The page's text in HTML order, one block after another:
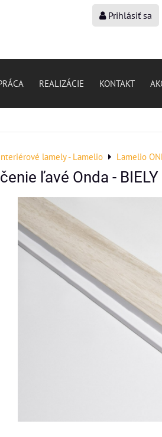
Prihlásiť sa
REALIZÁCIE KONTAKT
lamely - Lamelio Lamelio
ľavé Onda - BIELY